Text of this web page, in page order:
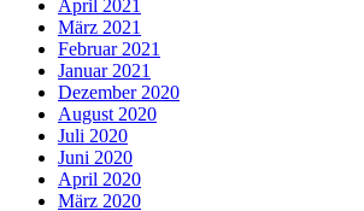
April 2021
März 2021
Februar 2021
Januar 2021
Dezember 2020
August 2020
Juli 2020
Juni 2020
April 2020
März 2020